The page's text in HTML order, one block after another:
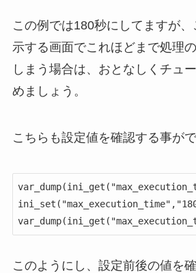
この例では180秒にしてますが
示する画面でこれほどまで処理
しまう場合は、おとなしくチュ
めましょう。
こちらも設定値を確認する事がで
このようにし、設定前後の値を